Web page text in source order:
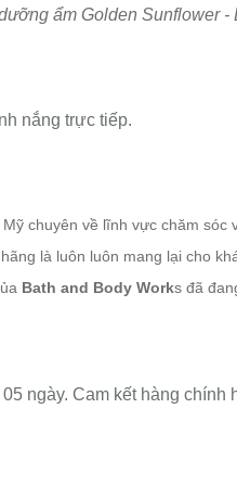
ẩmGolden Sunflower -
nắng trực tiếp.
chuyên về lĩnh vực chăm sóc
là luôn luôn mang lại cho
Bath and Body Works đã
ngày. Cam kết hàng chính